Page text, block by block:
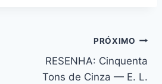
PRÓXIMO
RESENHA: Cinquenta
Tons de Cinza — E. L.